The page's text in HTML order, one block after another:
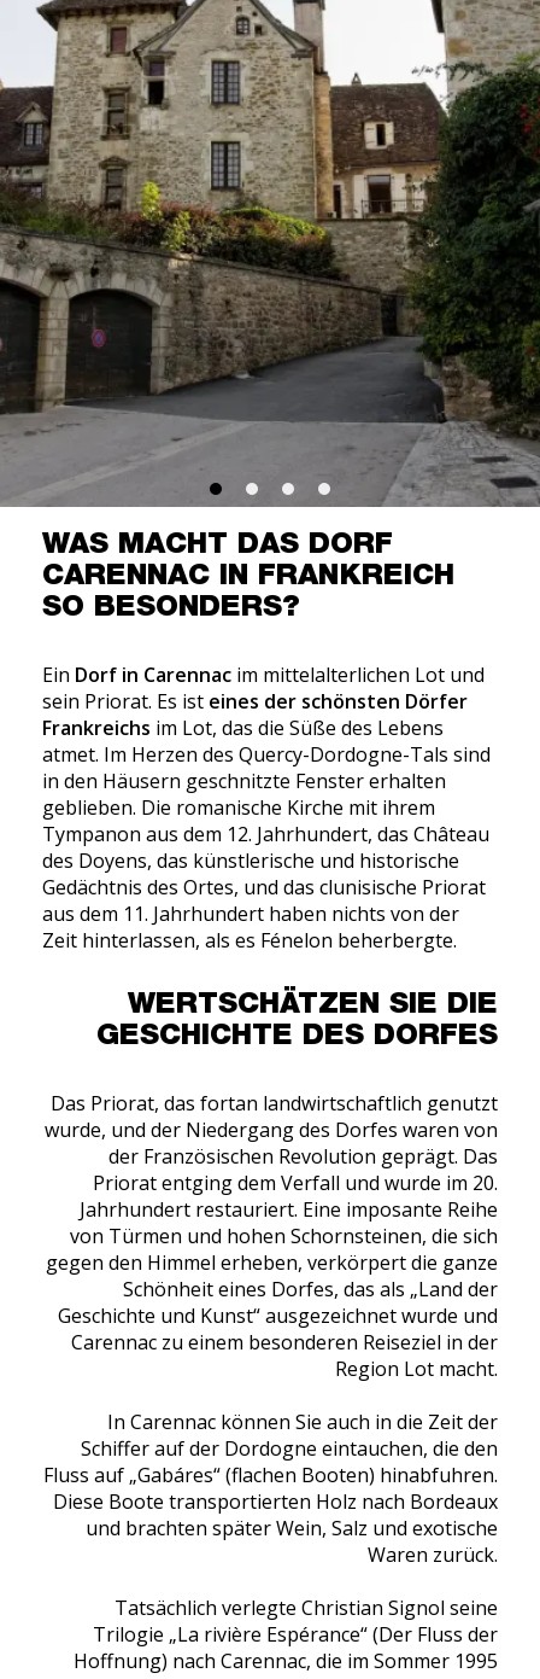
WAS MACHT DAS DORF
CARENNAC IN FRANKREICH
SO BESONDERS?
Ein Dorf in Carennac im mittelalterlichen Lot und
sein Priorat. Es ist eines der schönsten Dörfer
Frankreichs im Lot, das die Süße des Lebens
atmet. Im Herzen des Quercy-Dordogne-Tals sind
in den Häusern geschnitzte Fenster erhalten
geblieben. Die romanische Kirche mit ihrem
Tympanon aus dem 12. Jahrhundert, das Château
des Doyens, das künstlerische und historische
Gedächtnis des Ortes, und das clunisische Priorat
aus dem 11. Jahrhundert haben nichts von der
Zeit hinterlassen, als es Fénelon beherbergte.
WERTSCHÄTZEN SIE DIE
GESCHICHTE DES DORFES
Das Priorat, das fortan landwirtschaftlich genutzt
wurde, und der Niedergang des Dorfes waren von
der Französischen Revolution geprägt. Das
Priorat entging dem Verfall und wurde im 20.
Jahrhundert restauriert. Eine imposante Reihe
von Türmen und hohen Schornsteinen, die sich
gegen den Himmel erheben, verkörpert die ganze
Schönheit eines Dorfes, das als „Land der
Geschichte und Kunst“ ausgezeichnet wurde und
Carennac zu einem besonderen Reiseziel in der
Region Lot macht.
In Carennac können Sie auch in die Zeit der
Schiffer auf der Dordogne eintauchen, die den
Fluss auf „Gabáres“ (flachen Booten) hinabfuhren.
Diese Boote transportierten Holz nach Bordeaux
und brachten später Wein, Salz und exotische
Waren zurück.
Tatsächlich verlegte Christian Signol seine
Trilogie „La rivière Espérance“ (Der Fluss der
Hoffnung) nach Carennac, die im Sommer 1995